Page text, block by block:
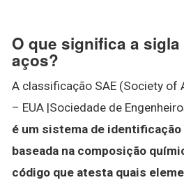
O que significa a sigla
aços?
A classificação SAE (Society of
– EUA |Sociedade de
é um sistema de identificação
baseada na composição
código que atesta quais